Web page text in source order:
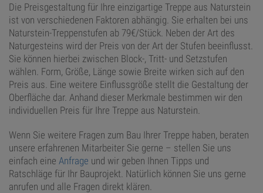
Die Preisgestaltung für Ihre einzigartige Treppe aus Naturstein
ist von verschiedenen Faktoren abhängig. Sie erhalten bei uns
Naturstein-Treppenstufen ab 79€/Stück. Neben der Art des
Naturgesteins wird der Preis von der Art der Stufen beeinflusst.
Sie können hierbei zwischen Block-, Tritt- und Setzstufen
wählen. Form, Größe, Länge sowie Breite wirken sich auf den
Preis aus. Eine weitere Einflussgröße stellt die Gestaltung der
Oberfläche dar. Anhand dieser Merkmale bestimmen wir den
individuellen Preis für Ihre Treppe aus Naturstein.
Wenn Sie weitere Fragen zum Bau Ihrer Treppe haben, beraten
unsere erfahrenen Mitarbeiter Sie gerne – stellen Sie uns
einfach eine Anfrage und wir geben Ihnen Tipps und
Ratschläge für Ihr Bauprojekt. Natürlich können Sie uns gerne
anrufen und alle Fragen direkt klären.